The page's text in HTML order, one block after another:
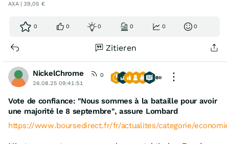
AXA | 39,05 €
0 0 0 0 0 0
Zitieren
NickelChrome
0
26.08.25 09:41:51
Vote de confiance: "Nous sommes à la bataille pour avoir
une majorité le 8 septembre", assure Lombard
https://www.boursedirect.fr/fr/actualites/categorie/